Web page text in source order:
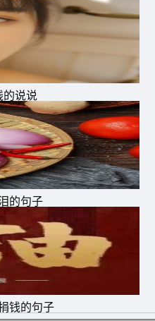
念，抽空一定见一见!祝
送走霉运，送走失败，
成功，空气更加新鲜，健
用他的若干胜利交换。
;自在的行走，惬意地生
悲伤容妆，“洗掉
大吉大利。
告别过去，只是迎接更好
的说说
的句子
钱的句子